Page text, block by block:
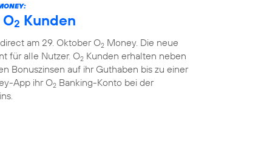
2 Kunden
am 29. Oktober O2 Money. Die neue
für alle Nutzer. O2 Kunden erhalten neben
Bonuszinsen auf ihr Guthaben bis zu einer
App ihr O2 Banking-Konto bei der